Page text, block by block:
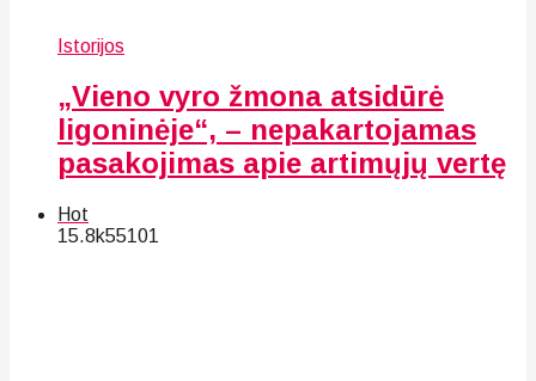
Istorijos
„Vieno vyro žmona atsidūrė
ligoninėje“, – nepakartojamas
pasakojimas apie artimųjų vertę
Hot
15.8k55101